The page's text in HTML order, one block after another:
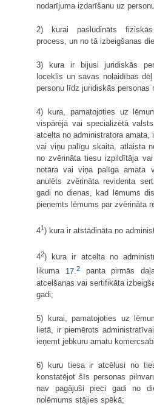
nodarījuma izdarīšanu uz
2) kurai pasludināts fiziskās
process, un no tā izbeigšanas
3) kura ir bijusi juridiskās
loceklis un savas nolaidības
personu līdz juridiskās personas
4) kura, pamatojoties uz
vispārējā vai specializētā
atcelta no administratora
vai viņu palīgu skaita, atlaista
no zvērināta tiesu izpildītāja
notāra vai viņa palīga amata
anulēts zvērināta revidenta
gadi no dienas, kad lēmums
pieņemts lēmums par zvērināta
41) kura ir atstādināta no
42) kura ir atcelta no
likuma 17. 2panta pirmās
atcelšanas vai sertifikāta
gadi;
5) kurai, pamatojoties uz
lietā, ir piemērots
ieņemt jebkuru amatu
6) kuru tiesa ir atcēlusi no
konstatējot šīs personas
nav pagājuši pieci gadi no
nolēmums stājies spēkā;